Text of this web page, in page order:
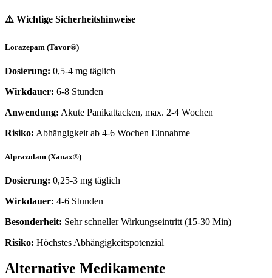
⚠️ Wichtige Sicherheitshinweise
Lorazepam (Tavor®)
Dosierung: 0,5-4 mg täglich
Wirkdauer: 6-8 Stunden
Anwendung: Akute Panikattacken, max. 2-4 Wochen
Risiko: Abhängigkeit ab 4-6 Wochen Einnahme
Alprazolam (Xanax®)
Dosierung: 0,25-3 mg täglich
Wirkdauer: 4-6 Stunden
Besonderheit: Sehr schneller Wirkungseintritt (15-30 Min)
Risiko: Höchstes Abhängigkeitspotenzial
Alternative Medikamente